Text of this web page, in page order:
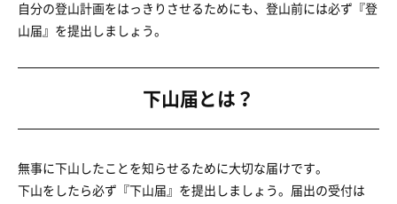
自分の登山計画をはっきりさせるためにも、登山前には必ず『登
山届』を提出しましょう。
下山届とは？
無事に下山したことを知らせるために大切な届けです。
下山をしたら必ず『下山届』を提出しましょう。届出の受付は